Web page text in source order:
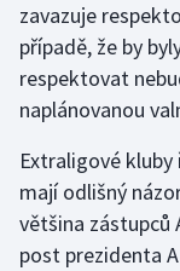
Rychlobruslení
Rychlostní
Short track
Sportovní
zavazuje
případě, že by
respektovat
naplánovanou
Extraligové
mají odlišný
většina zástupců
post prezidenta